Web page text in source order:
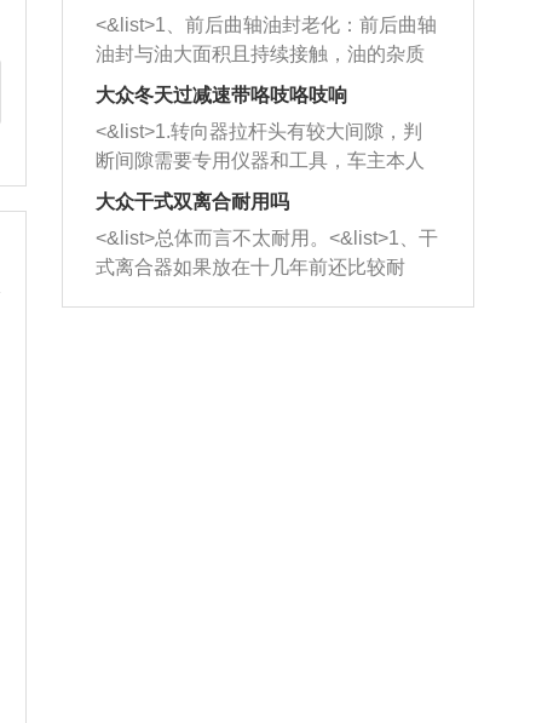
西取出来。但如果是因为积碳过多引起
的堵塞，就需要将三元催化器泡在草酸
洗剂对堵塞的情况得到解决，将清洗剂
放在燃油箱中，与燃油混合后，车辆启
动时，就可以和汽油一起进入到燃烧
室，最后形成废气排出，就可以让三元
催化器得到清洗，排气管堵塞的情况就
能够得到解决。
一圈半的练习，往右同样也要打相同的
圈数。 <&list>3、最后强调要反复练
习，这样就可以形成肌肉记忆，在真实
驾驶车辆时，不需要记忆也能打好方
向。
<&list>1、前后曲轴油封老化：前后曲轴
油封与油大面积且持续接触，油的杂质
和发动机内持续温度变化使其密封效果
逐渐减弱，导致渗油或漏油。<&list>2、
活塞间隙过大：积碳会使活塞环与缸体
的间隙扩大，导致机油流入燃烧室中，
造成烧机油。<&list>3、机油粘度。使用
机油粘度过小的话，同样会有烧机油现
象，机油粘度过小具有很好的流动性，
大众冬天过减速带咯吱咯吱响
<&list>1.转向器拉杆头有较大间隙，判
断间隙需要专用仪器和工具，车主本人
无法制作，需要将车辆送到修理厂或4s
店；<&list>2.车辆半轴套管防尘罩破
裂，破裂后会出现漏油现象，使半轴磨
损严重，磨损的半轴容易损坏，产生异
响；<&list>3.稳定器的转向胶套和球头
大众干式双离合耐用吗
<&list>总体而言不太耐用。<&list>1、干
式离合器如果放在十几年前还比较耐